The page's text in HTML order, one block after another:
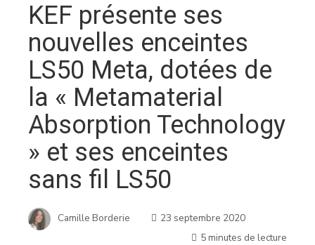
KEF présente ses
nouvelles enceintes
LS50 Meta, dotées de
la « Metamaterial
Absorption Technology
» et ses enceintes
sans fil LS50
Camille Borderie
23 septembre 2020
5 minutes de lecture